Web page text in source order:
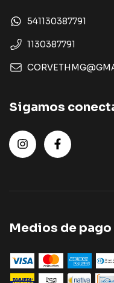
541130387791
1130387791
Sigamos
Medios de pago